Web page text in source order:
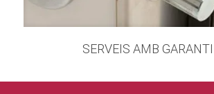
SERVEIS AMB